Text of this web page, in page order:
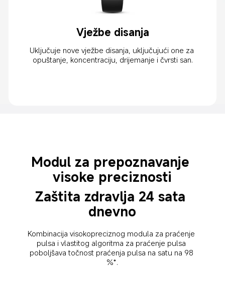
Vježbe disanja
Uključuje nove vježbe disanja, uključujući one za
opuštanje, koncentraciju, drijemanje i čvrsti san.
Modul za prepoznavanje
visoke preciznosti
Zaštita zdravlja 24 sata
dnevno
Kombinacija visokopreciznog modula za praćenje
pulsa i vlastitog algoritma za praćenje pulsa
poboljšava točnost praćenja pulsa na satu na 98
%*.